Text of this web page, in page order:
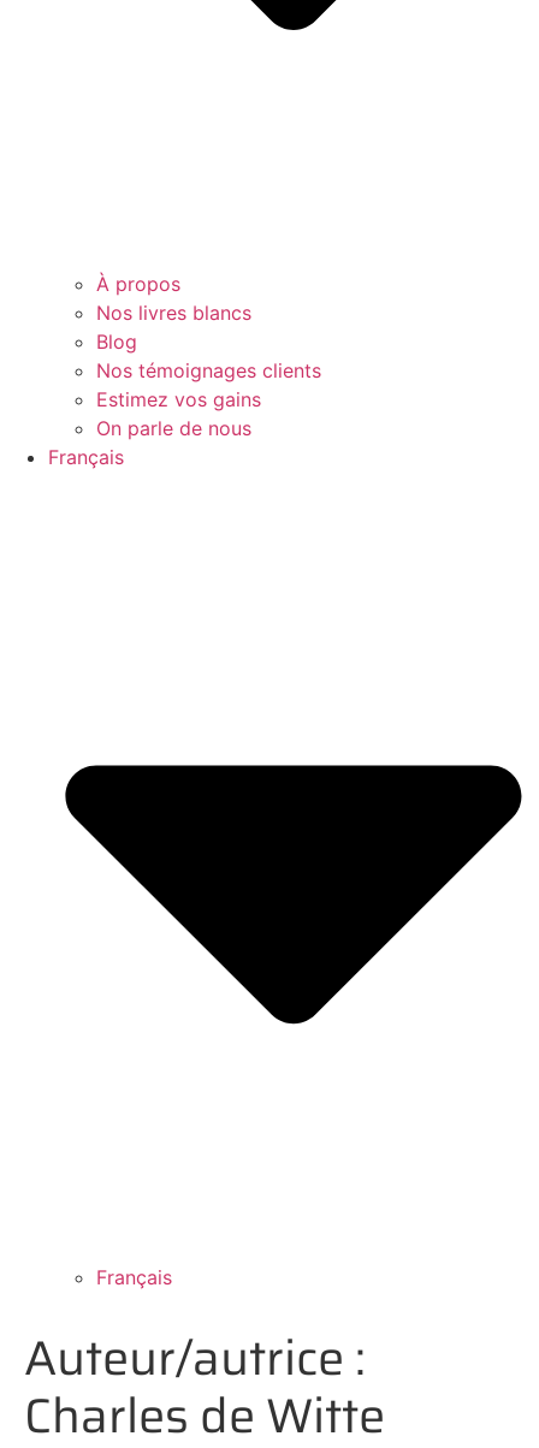
À propos
Nos livres blancs
Blog
Nos témoignages clients
Estimez vos gains
On parle de nous
Français
Français
Auteur/autrice :
Charles de Witte